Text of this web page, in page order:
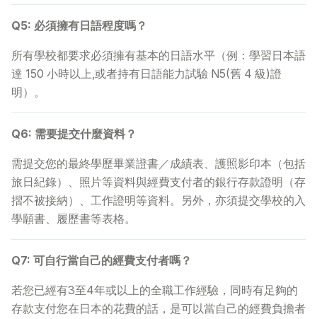
Q5: 必須擁有日語程度嗎？
所有學校都要求必須擁有基本的日語水平（例：學習日本語
達 150 小時以上,或者持有日語能力試驗 N5(舊 4 級)證
明）。
Q6: 需要提交什麼資料？
需提交您的最終學歷畢業證書／成績表、護照影印本（包括
旅日紀錄）、照片等資料與經費支付者的銀行存款證明（存
摺不被接納）、工作證明等資料。另外，亦須提交學校的入
學願書、履歷書等表格。
Q7: 可自行當自己的經費支付者嗎？
若您已經有3至4年或以上的全職工作經驗，同時有足夠的
存款支付您在日本的花費的話，是可以當自己的經費負擔者